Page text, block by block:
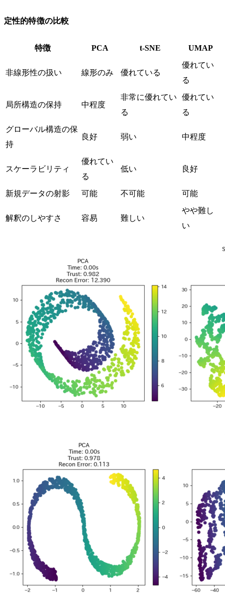
定性的特徴の比較
特徴 PCA t-SNE UMAP
非線形性の扱い 線形のみ 優れている
優れてい
る
局所構造の保持 中程度
非常に優れてい
る
優れてい
る
グローバル構造の保
持
良好 弱い 中程度
スケーラビリティ
優れてい
る
低い 良好
新規データの射影 可能 不可能 可能
解釈のしやすさ 容易 難しい
やや難し
い